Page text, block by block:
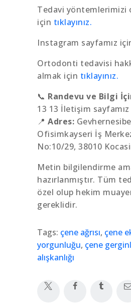
Tedavi yöntemlerimizi
için tıklayınız.
Instagram sayfamız
Ortodonti tedavisi
almak için tıklayınız.
📞 Randevu ve Bilgi
13 13 İletişim
📍 Adres:
Ofisimkayseri İş
No:10/29, 38010
Metin bilgilendirme
hazırlanmıştır. Tüm
özel olup hekim
gereklidir.
Tags: çene ağrısı, çene
yorgunluğu, çene
alışkanlığı